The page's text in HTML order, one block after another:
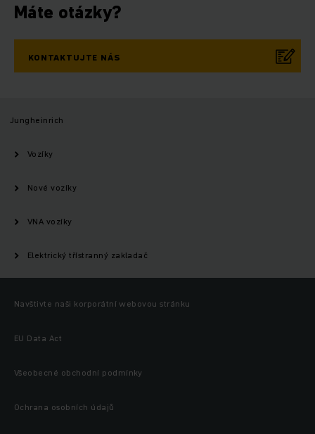
Máte otázky?
KONTAKTUJTE NÁS
Jungheinrich
Vozíky
Nové vozíky
VNA vozíky
Elektrický třístranný zakladač
Navštivte naši korporátní webovou stránku
EU Data Act
Všeobecné obchodní podmínky
Ochrana osobních údajů